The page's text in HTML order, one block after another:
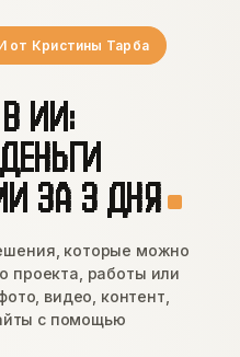
от Кристины Тарба
ИИ:
ЗА 3 ДНЯ
которые можно
проекта, работы или
видео, контент,
с помощью